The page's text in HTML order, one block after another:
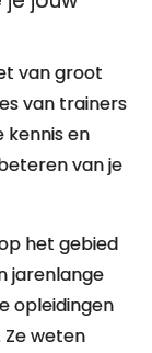
van groot
van trainers
kennis en
van je
het gebied
jarenlange
opleidingen
weten